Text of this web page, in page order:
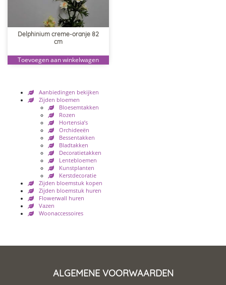
Aanbiedingen bekijken
Zijden bloemen
Bloesemtakken
Rozen
Hortensia’s
Orchideeën
Bessentakken
Bladtakken
Decoratietakken
Lentebloemen
Kunstplanten
Kerstdecoratie
Zijden bloemstuk kopen
Zijden bloemstuk huren
Flowerwall huren
Vazen
Woonaccessoires
Delphinium creme-oranje 82
cm
Toevoegen aan winkelwagen
ALGEMENE VOORWAARDEN